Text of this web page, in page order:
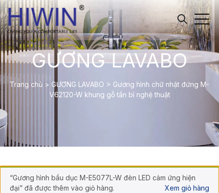
GƯƠNG LAVABO
Trang chủ > GƯƠNG LAVABO > Gương hình chữ nhật đứng M-
V62120-W khung gỗ tần bì nghệ thuật
“Gương hình bầu dục M-E5077L-W đèn LED cảm ứng hiện
đại” đã được thêm vào giỏ hàng.
Xem giỏ hàng